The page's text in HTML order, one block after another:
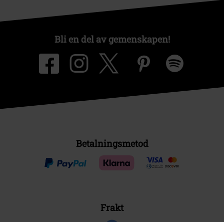
Bli en del av gemenskapen!
Betalningsmetod
Frakt